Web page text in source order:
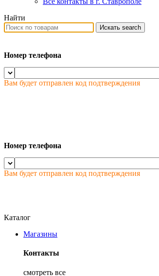
Найти
Искать search
Номер телефона
Вам будет отправлен код подтверждения
Номер телефона
Вам будет отправлен код подтверждения
Каталог
Магазины
Контакты
смотреть все